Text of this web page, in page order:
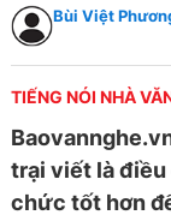
Bùi Việt
TIẾNG NÓI NHÀ
trại viết là
chức tốt hơn